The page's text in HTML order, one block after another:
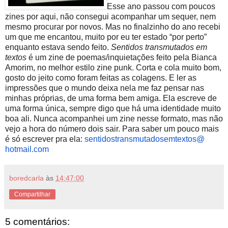
Esse ano passou com poucos
zines por aqui, não consegui acompanhar um sequer, nem
mesmo procurar por novos. Mas no finalzinho do ano recebi
um que me encantou, muito por eu ter estado “por perto”
enquanto estava sendo feito. Sentidos transmutados em
textos é um zine de poemas/inquietações feito pela Bianca
Amorim, no melhor estilo zine punk. Corta e cola muito bom,
gosto do jeito como foram feitas as colagens. E ler as
impressões que o mundo deixa nela me faz pensar nas
minhas próprias, de uma forma bem amiga. Ela escreve de
uma forma única, sempre digo que há uma identidade muito
boa ali. Nunca acompanhei um zine nesse formato, mas não
vejo a hora do número dois sair. Para saber um pouco mais
é só escrever pra ela: sentidostransmutadosemtextos@
hotmail.com
boredcarla às 14:47:00
Compartilhar
5 comentários: